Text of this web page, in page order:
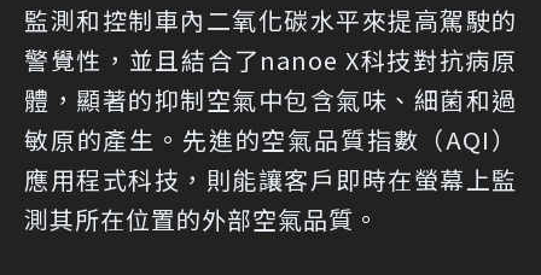
監測和控制車內二氧化碳水平來提高駕駛的
警覺性，並且結合了nanoe X科技對抗病原
體，顯著的抑制空氣中包含氣味、細菌和過
敏原的產生。先進的空氣品質指數（AQI）
應用程式科技，則能讓客戶即時在螢幕上監
測其所在位置的外部空氣品質。